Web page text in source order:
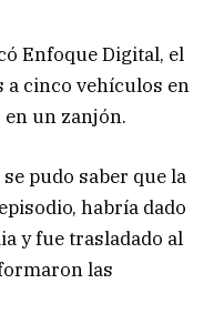
Enfoque Digital, el
cinco vehículos en
un zanjón.
pudo saber que la
habría dado
y fue trasladado al
las